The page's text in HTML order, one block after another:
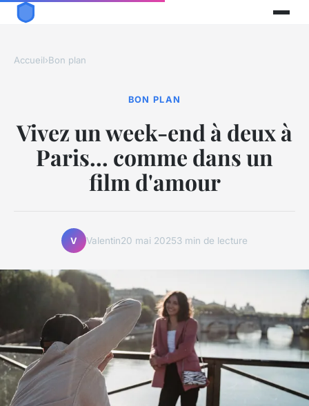
Accueil›Bon plan
BON PLAN
Vivez un week-end à deux à
Paris… comme dans un
film d'amour
V Valentin20 mai 20253 min de lecture